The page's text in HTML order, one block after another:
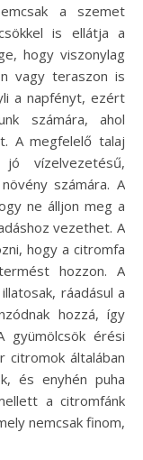
a szemet
is ellátja a
hogy viszonylag
vagy teraszon is
a napfényt, ezért
számára, ahol
A megfelelő talaj
vízelvezetésű,
számára. A
ne álljon meg a
vezethet. A
hogy a citromfa
hozzon. A
ráadásul a
hozzá, így
gyümölcsök érési
általában
és enyhén puha
a citromfánk
nemcsak finom,